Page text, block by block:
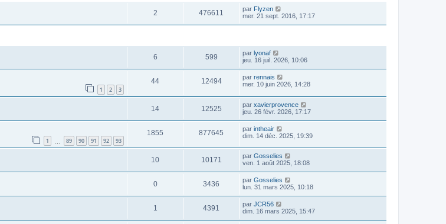
2 476611 par Flyzen
mer. 21 sept. 2016, 17:17
6 599 par lyonaf
jeu. 16 juil. 2026, 10:06
1 2 3
44 12494 par rennais
mer. 10 juin 2026, 14:28
14 12525 par xavierprovence
jeu. 26 févr. 2026, 17:17
1 89 90 91 92 93
1855 877645 par intheair
dim. 14 déc. 2025, 19:39
10 10171 par Gosselies
ven. 1 août 2025, 18:08
0 3436 par Gosselies
lun. 31 mars 2025, 10:18
1 4391 par JCR56
dim. 16 mars 2025, 15:47